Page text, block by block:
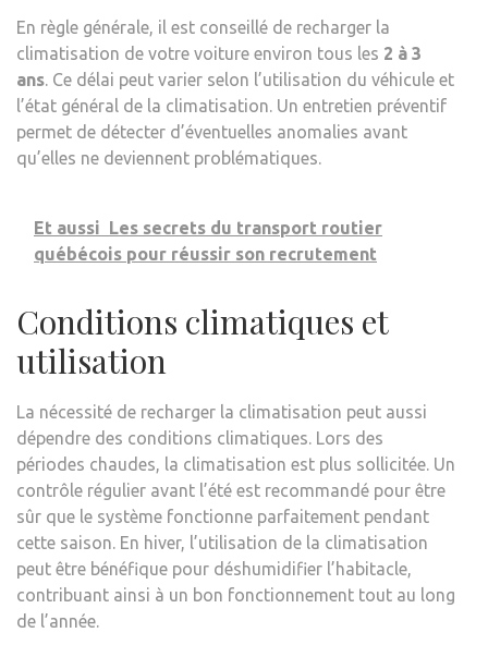
En règle générale, il est conseillé de recharger la
climatisation de votre voiture environ tous les 2 à 3
ans. Ce délai peut varier selon l’utilisation du véhicule et
l’état général de la climatisation. Un entretien préventif
permet de détecter d’éventuelles anomalies avant
qu’elles ne deviennent problématiques.
Et aussi Les secrets du transport routier
québécois pour réussir son recrutement
Conditions climatiques et
utilisation
La nécessité de recharger la climatisation peut aussi
dépendre des conditions climatiques. Lors des
périodes chaudes, la climatisation est plus sollicitée. Un
contrôle régulier avant l’été est recommandé pour être
sûr que le système fonctionne parfaitement pendant
cette saison. En hiver, l’utilisation de la climatisation
peut être bénéfique pour déshumidifier l’habitacle,
contribuant ainsi à un bon fonctionnement tout au long
de l’année.